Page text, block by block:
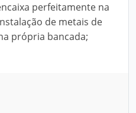
perfeitamente na
de metais de
própria bancada;